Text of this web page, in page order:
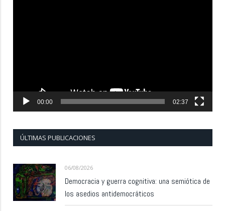
00:00 02:37
ÚLTIMAS PUBLICACIONES
06/08/2026
Democracia y guerra cognitiva: una semiótica de
los asedios antidemocráticos